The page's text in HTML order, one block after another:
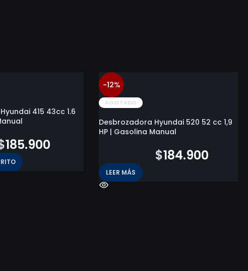
415 43cc 1.6
185.900
-12%
AGOTADO
Desbrozadora Hyundai 520 52 cc 1,9
HP | Gasolina Manual
$184.900
LEER MÁS